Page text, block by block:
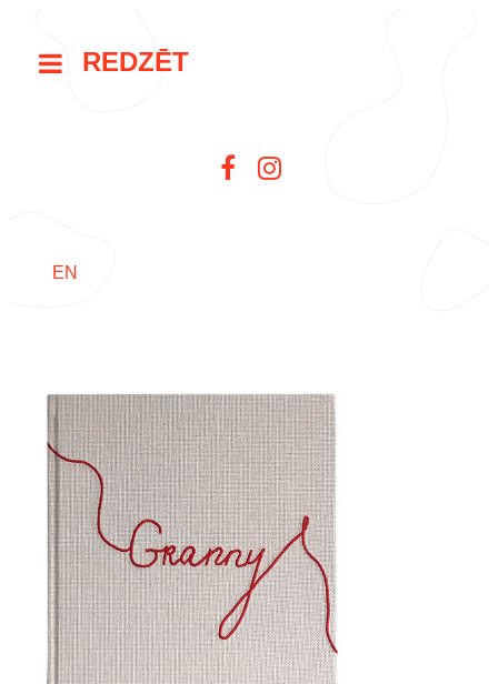
REDZĒT
EN